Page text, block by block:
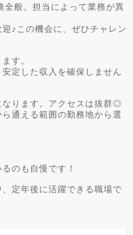
全般。担当によって業務が異
♪この機会に、ぜひチャレン
す。
定した収入を確保しません
なります。アクセスは抜群◎
通える範囲の勤務地から選
のも自慢です！
定年後に活躍できる職場で